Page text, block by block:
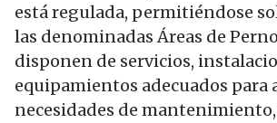
está regulada, permitiéndose
las denominadas Áreas de
disponen de servicios,
equipamientos adecuados para
necesidades de